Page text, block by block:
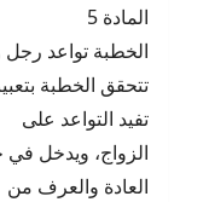
المادة 5
الخطبة تواعد رجل
تتحقق الخطبة
تفيد التواعد على
الزواج، ويدخل في
العادة والعرف من